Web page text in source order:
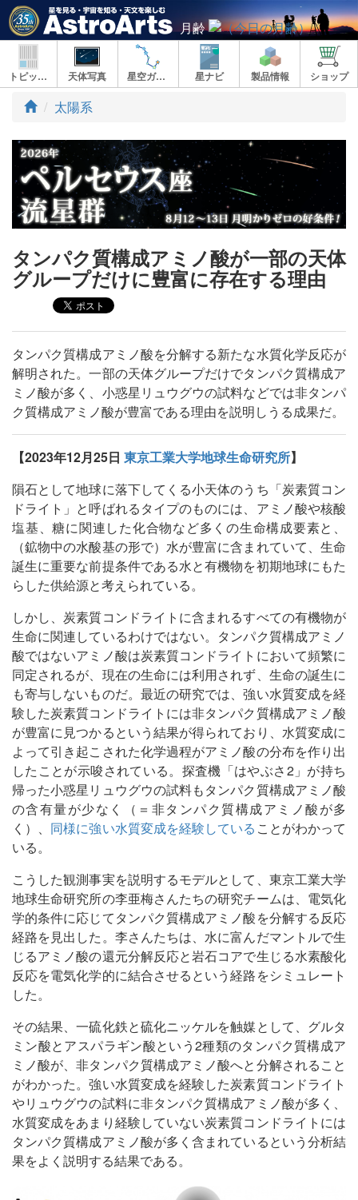
月齢
トピックス 天体写真 星空ガイド 星ナビ 製品情報 ショップ
ト
プ
太陽系
タンパク質構成アミノ酸が一部の天体
グループだけに豊富に存在する理由
タンパク質構成アミノ酸を分解する新たな水質化学反応が
解明された。一部の天体グループだけでタンパク質構成ア
ミノ酸が多く、小惑星リュウグウの試料などでは非タンパ
ク質構成アミノ酸が豊富である理由を説明しうる成果だ。
【2023年12月25日 東京工業大学地球生命研究所】
隕石として地球に落下してくる小天体のうち「炭素質コン
ドライト」と呼ばれるタイプのものには、アミノ酸や核酸
塩基、糖に関連した化合物など多くの生命構成要素と、
（鉱物中の水酸基の形で）水が豊富に含まれていて、生命
誕生に重要な前提条件である水と有機物を初期地球にもた
らした供給源と考えられている。
しかし、炭素質コンドライトに含まれるすべての有機物が
生命に関連しているわけではない。タンパク質構成アミノ
酸ではないアミノ酸は炭素質コンドライトにおいて頻繁に
同定されるが、現在の生命には利用されず、生命の誕生に
も寄与しないものだ。最近の研究では、強い水質変成を経
験した炭素質コンドライトには非タンパク質構成アミノ酸
が豊富に見つかるという結果が得られており、水質変成に
よって引き起こされた化学過程がアミノ酸の分布を作り出
したことが示唆されている。探査機「はやぶさ2」が持ち
帰った小惑星リュウグウの試料もタンパク質構成アミノ酸
の含有量が少なく（＝非タンパク質構成アミノ酸が多
く）、 同様に強い水質変成を経験している ことがわかって
いる。
こうした観測事実を説明するモデルとして、東京工業大学
地球生命研究所の李亜梅さんたちの研究チームは、電気化
学的条件に応じてタンパク質構成アミノ酸を分解する反応
経路を見出した。李さんたちは、水に富んだマントルで生
じるアミノ酸の還元分解反応と岩石コアで生じる水素酸化
反応を電気化学的に結合させるという経路をシミュレート
した。
その結果、一硫化鉄と硫化ニッケルを触媒として、グルタ
ミン酸とアスパラギン酸という2種類のタンパク質構成ア
ミノ酸が、非タンパク質構成アミノ酸へと分解されること
がわかった。強い水質変成を経験した炭素質コンドライト
やリュウグウの試料に非タンパク質構成アミノ酸が多く、
水質変成をあまり経験していない炭素質コンドライトには
タンパク質構成アミノ酸が多く含まれているという分析結
果をよく説明する結果である。